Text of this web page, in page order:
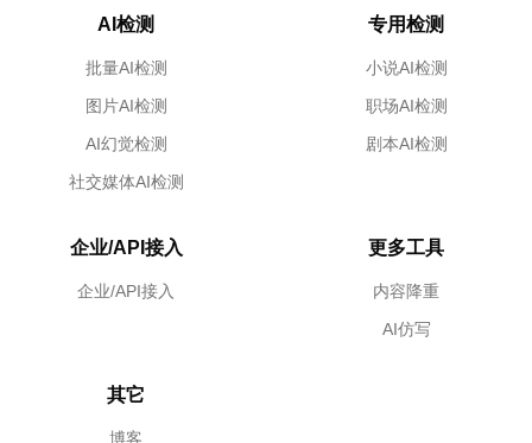
AI检测
批量AI检测
图片AI检测
AI幻觉检测
社交媒体AI检测
专用检测
小说AI检测
职场AI检测
剧本AI检测
企业/API接入
企业/API接入
更多工具
内容降重
AI仿写
其它
博客